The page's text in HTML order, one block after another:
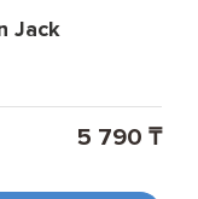
Jack
5 790 ₸